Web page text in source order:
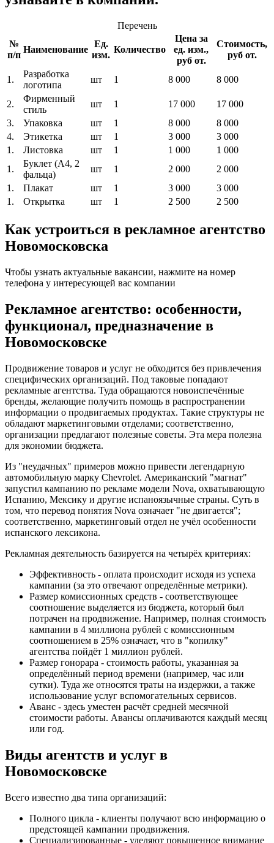
Перечень
№
п/п
Наименование
Ед.
изм.
Количество
Цена за
ед. изм.,
руб от.
Стоимость,
руб от.
1.
Разработка
логотипа
шт 1 8 000 8 000
2.
Фирменный
стиль
шт 1 17 000
17 000
3.
Упаковка шт 1 8 000
8 000
4.
Этикетка шт 1 3 000
3 000
1.
Листовка шт 1 1 000
1 000
1.
Буклет (A4, 2
фальца)
шт 1 2 000
2 000
1.
Плакат шт 1 3 000
3 000
1.
Открытка шт 1 2 500 2 500
Как устроиться в рекламное агентство
Новомосковска
Чтобы узнать актуальные вакансии, нажмите на номер
телефона у интересующей вас компании
Рекламное агентство: особенности,
функционал, предназначение в
Новомосковске
Продвижение товаров и услуг не обходится без привлечения
специфических организаций. Под таковые попадают
рекламные агентства. Туда обращаются новоиспечённые
бренды, желающие получить помощь в распространении
информации о продвигаемых продуктах. Такие структуры не
обладают маркетинговыми отделами; соответственно,
организации предлагают полезные советы. Эта мера полезна
для экономии бюджета.
Из "неудачных" примеров можно привести легендарную
автомобильную марку Chevrolet. Американский "магнат"
запустил кампанию по рекламе модели Nova, охватывающую
Испанию, Мексику и другие испаноязычные страны. Суть в
том, что перевод понятия Nova означает "не двигается";
соответственно, маркетинговый отдел не учёл особенности
испанского лексикона.
Рекламная деятельность базируется на четырёх критериях:
Эффективность - оплата происходит исходя из успеха
кампании (за это отвечают определённые метрики).
Размер комиссионных средств - соответствующее
соотношение выделяется из бюджета, который был
потрачен на продвижение. Например, полная стоимость
кампании в 4 миллиона рублей с комиссионным
соотношением в 25% означает, что в "копилку"
агентства пойдёт 1 миллион рублей.
Размер гонорара - стоимость работы, указанная за
определённый период времени (например, час или
сутки). Туда же относятся траты на издержки, а также
использование услуг вспомогательных сервисов.
Аванс - здесь уместен расчёт средней месячной
стоимости работы. Авансы оплачиваются каждый месяц
или год.
Виды агентств и услуг в
Новомосковске
Всего известно два типа организаций:
Полного цикла - клиенты получают всю информацию о
предстоящей кампании продвижения.
Специализированные - уделяют повышенное внимание